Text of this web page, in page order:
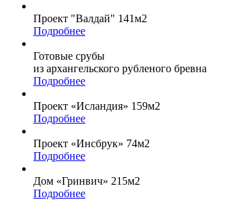
Проект "Валдай" 141м2
Подробнее
Готовые срубы
из архангельского рубленого бревна
Подробнее
Проект «Исландия» 159м2
Подробнее
Проект «Инсбрук» 74м2
Подробнее
Дом «Гринвич» 215м2
Подробнее